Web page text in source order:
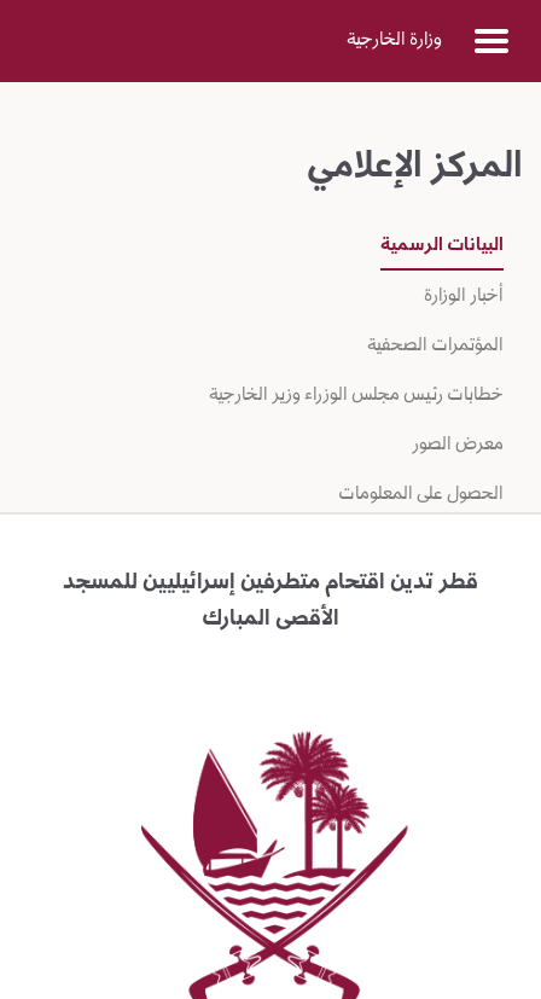
Skip to Main Contentوزارة الخارجية
المركز الإعلامي
البيانات الرسمية
أخبار الوزارة
المؤتمرات الصحفية
خطابات رئيس مجلس الوزراء وزير الخارجية
معرض الصور
الحصول على المعلومات
قطر تدين اقتحام متطرفين إسرائيليين للمسجد
الأقصى المبارك